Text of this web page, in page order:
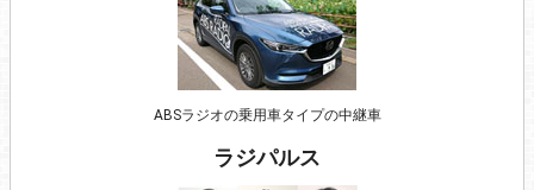
ABSラジオの乗用車タイプの中継車
ラジパルス